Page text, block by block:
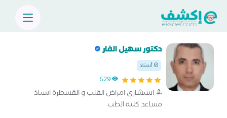
دكتور سهيل الفار
أستاذ
529
استشاري امراض القلب و القسطرة استاذ
مساعد كلية الطب